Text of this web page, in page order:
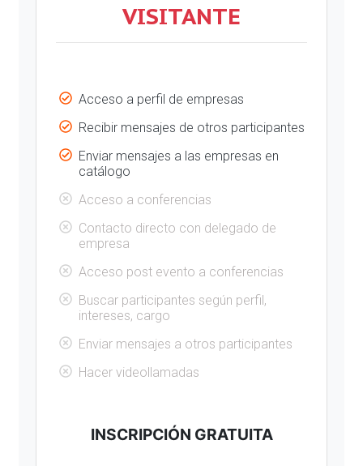
VISITANTE
Acceso a perfil de empresas
Recibir mensajes de otros participantes
Enviar mensajes a las empresas en
catálogo
Acceso a conferencias
Contacto directo con delegado de
empresa
Acceso post evento a conferencias
Buscar participantes según perfil,
intereses, cargo
Enviar mensajes a otros participantes
Hacer videollamadas
INSCRIPCIÓN GRATUITA